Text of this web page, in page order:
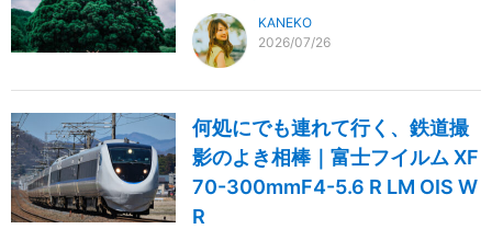
KANEKO
2026/07/26
何処にでも連れて行く、鉄道撮
影のよき相棒｜富士フイルム XF
70-300mmF4-5.6 R LM OIS W
R